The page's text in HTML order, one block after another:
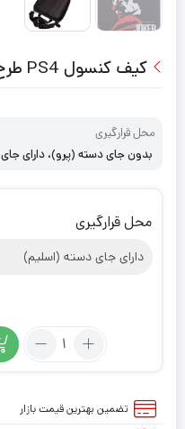
کیف کنسول PS4 طرح Joker Phoenix
محل قرارگیری
بدون جای دسته (پرو)، دارای جای
محل قرارگیری
تعداد:
PS4
تضمین بهترین قیمت بازار